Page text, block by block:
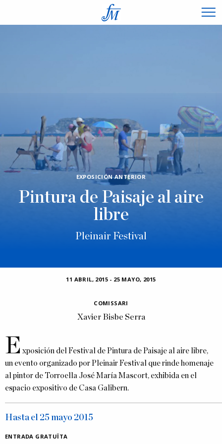
EXPOSICIÓN ANTERIOR
Pintura de Paisaje al aire
libre
Pleinair Festival
11 ABRIL, 2015 - 25 MAYO, 2015
COMISSARI
Xavier Bisbe Serra
E xposición del Festival de Pintura de Paisaje al aire libre,
un evento organizado por Pleinair Festival que rinde homenaje
al pintor de Torroella José María Mascort, exhibida en el
espacio expositivo de Casa Galibern.
Hasta el 25 mayo 2015
ENTRADA GRATUÏTA